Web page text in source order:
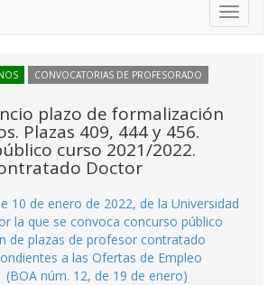
Toggle
CONVOCATORIAS DE PROFESORADO
plazo de formalización
Plazas 409, 444 y 456.
curso 2021/2022.
Doctor
10 de enero de 2022, de la Universidad
la que se convoca concurso público
de plazas de profesor contratado
a las Ofertas de Empleo
(BOA núm. 12, de 19 de enero)